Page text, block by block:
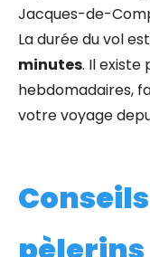
Jacques-de-
La durée du vol
minutes. Il existe
hebdomadaires,
votre voyage